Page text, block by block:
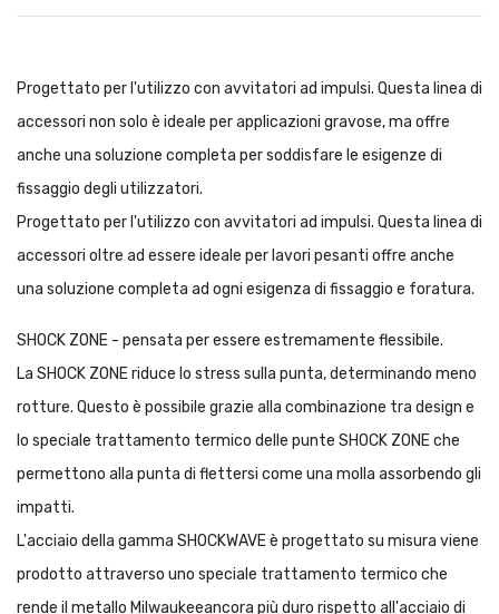
Progettato per l'utilizzo con avvitatori ad impulsi. Questa linea di
accessori non solo è ideale per applicazioni gravose, ma offre
anche una soluzione completa per soddisfare le esigenze di
fissaggio degli utilizzatori.
Progettato per l'utilizzo con avvitatori ad impulsi. Questa linea di
accessori oltre ad essere ideale per lavori pesanti offre anche
una soluzione completa ad ogni esigenza di fissaggio e foratura.
SHOCK ZONE - pensata per essere estremamente flessibile.
La SHOCK ZONE riduce lo stress sulla punta, determinando meno
rotture. Questo è possibile grazie alla combinazione tra design e
lo speciale trattamento termico delle punte SHOCK ZONE che
permettono alla punta di flettersi come una molla assorbendo gli
impatti.
L'acciaio della gamma SHOCKWAVE è progettato su misura viene
prodotto attraverso uno speciale trattamento termico che
rende il metallo Milwaukeeancora più duro rispetto all'acciaio di